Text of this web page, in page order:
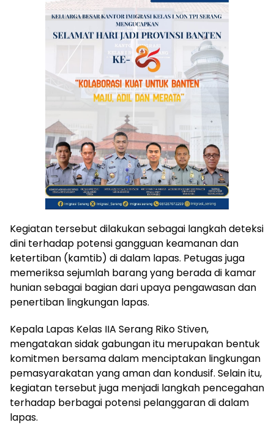
Kegiatan tersebut dilakukan sebagai langkah deteksi
dini terhadap potensi gangguan keamanan dan
ketertiban (kamtib) di dalam lapas. Petugas juga
memeriksa sejumlah barang yang berada di kamar
hunian sebagai bagian dari upaya pengawasan dan
penertiban lingkungan lapas.
Kepala Lapas Kelas IIA Serang Riko Stiven,
mengatakan sidak gabungan itu merupakan bentuk
komitmen bersama dalam menciptakan lingkungan
pemasyarakatan yang aman dan kondusif. Selain itu,
kegiatan tersebut juga menjadi langkah pencegahan
terhadap berbagai potensi pelanggaran di dalam
lapas.